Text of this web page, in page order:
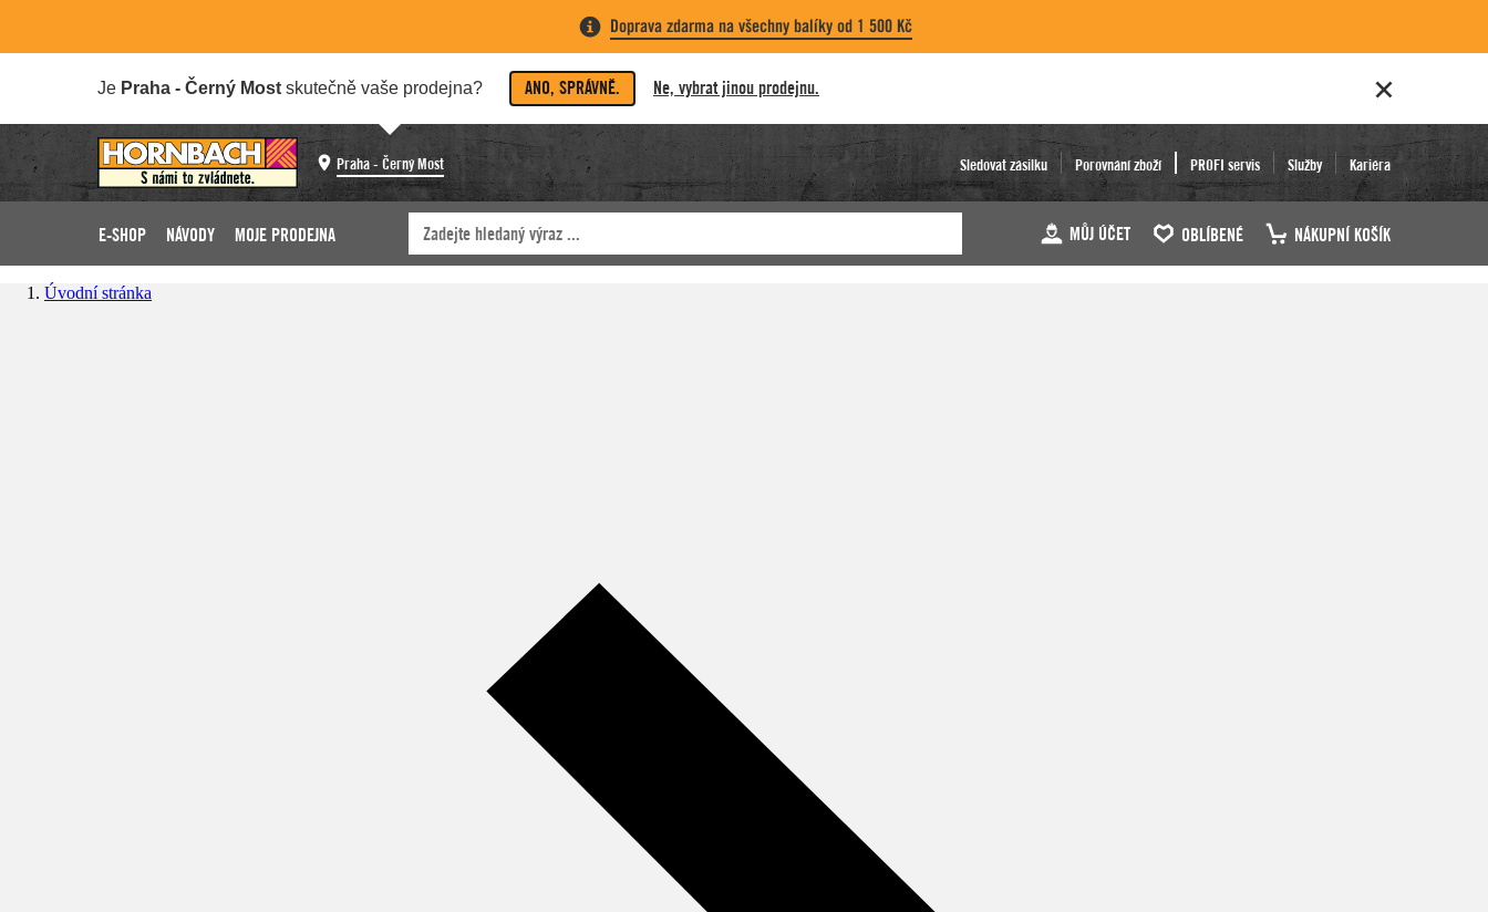
Doprava zdarma na všechny balíky od 1 500 Kč
Je Praha - Černý Most skutečně vaše prodejna? ANO, SPRÁVNĚ. Ne, vybrat jinou prodejnu.
Praha - Černý Most Sledovat zásilku Porovnání zboží PROFI servis Služby Kariéra
E-SHOP NÁVODY MOJE PRODEJNA MŮJ ÚČET OBLÍBENÉ NÁKUPNÍ KOŠÍK
Úvodní stránka